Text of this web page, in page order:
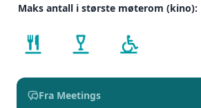
Maks antall i største møterom (kino):
Fra Meetings